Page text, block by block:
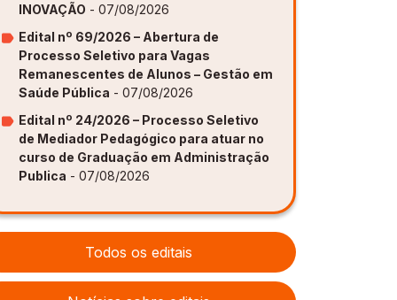
INOVAÇÃO - 07/08/2026
Edital nº 69/2026 – Abertura de
Processo Seletivo para Vagas
Remanescentes de Alunos – Gestão em
Saúde Pública - 07/08/2026
Edital nº 24/2026 – Processo Seletivo
de Mediador Pedagógico para atuar no
curso de Graduação em Administração
Publica - 07/08/2026
Todos os editais